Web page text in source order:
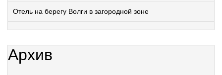
Отель на берегу Волги в загородной зоне
Архив